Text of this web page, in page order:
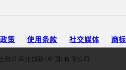
策 使用条款 社交媒体 商标
胶片商业创新（中国）有限公司